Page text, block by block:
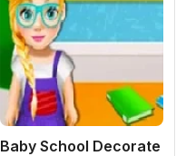
Baby School Decorate